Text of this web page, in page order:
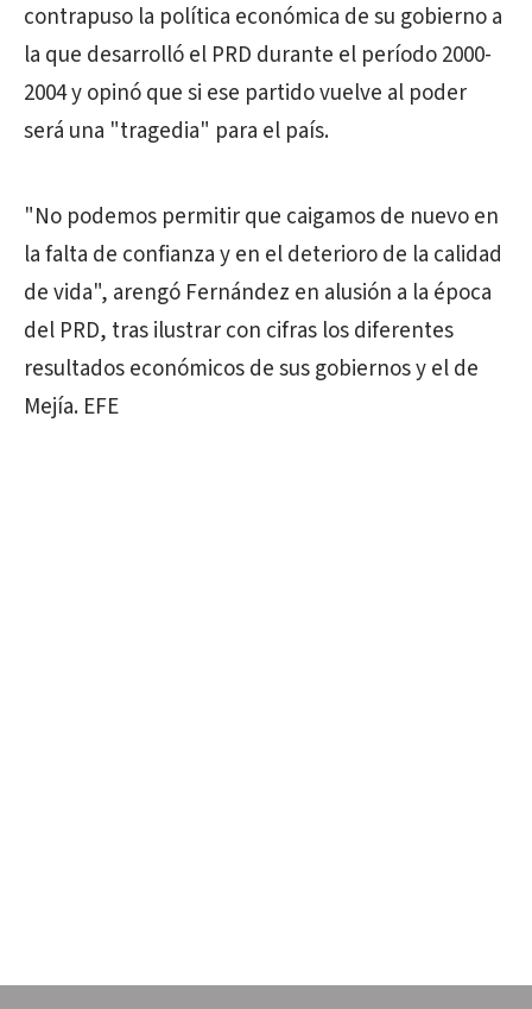
contrapuso la política económica de su gobierno a
la que desarrolló el PRD durante el período 2000-
2004 y opinó que si ese partido vuelve al poder
será una "tragedia" para el país.
"No podemos permitir que caigamos de nuevo en
la falta de confianza y en el deterioro de la calidad
de vida", arengó Fernández en alusión a la época
del PRD, tras ilustrar con cifras los diferentes
resultados económicos de sus gobiernos y el de
Mejía. EFE